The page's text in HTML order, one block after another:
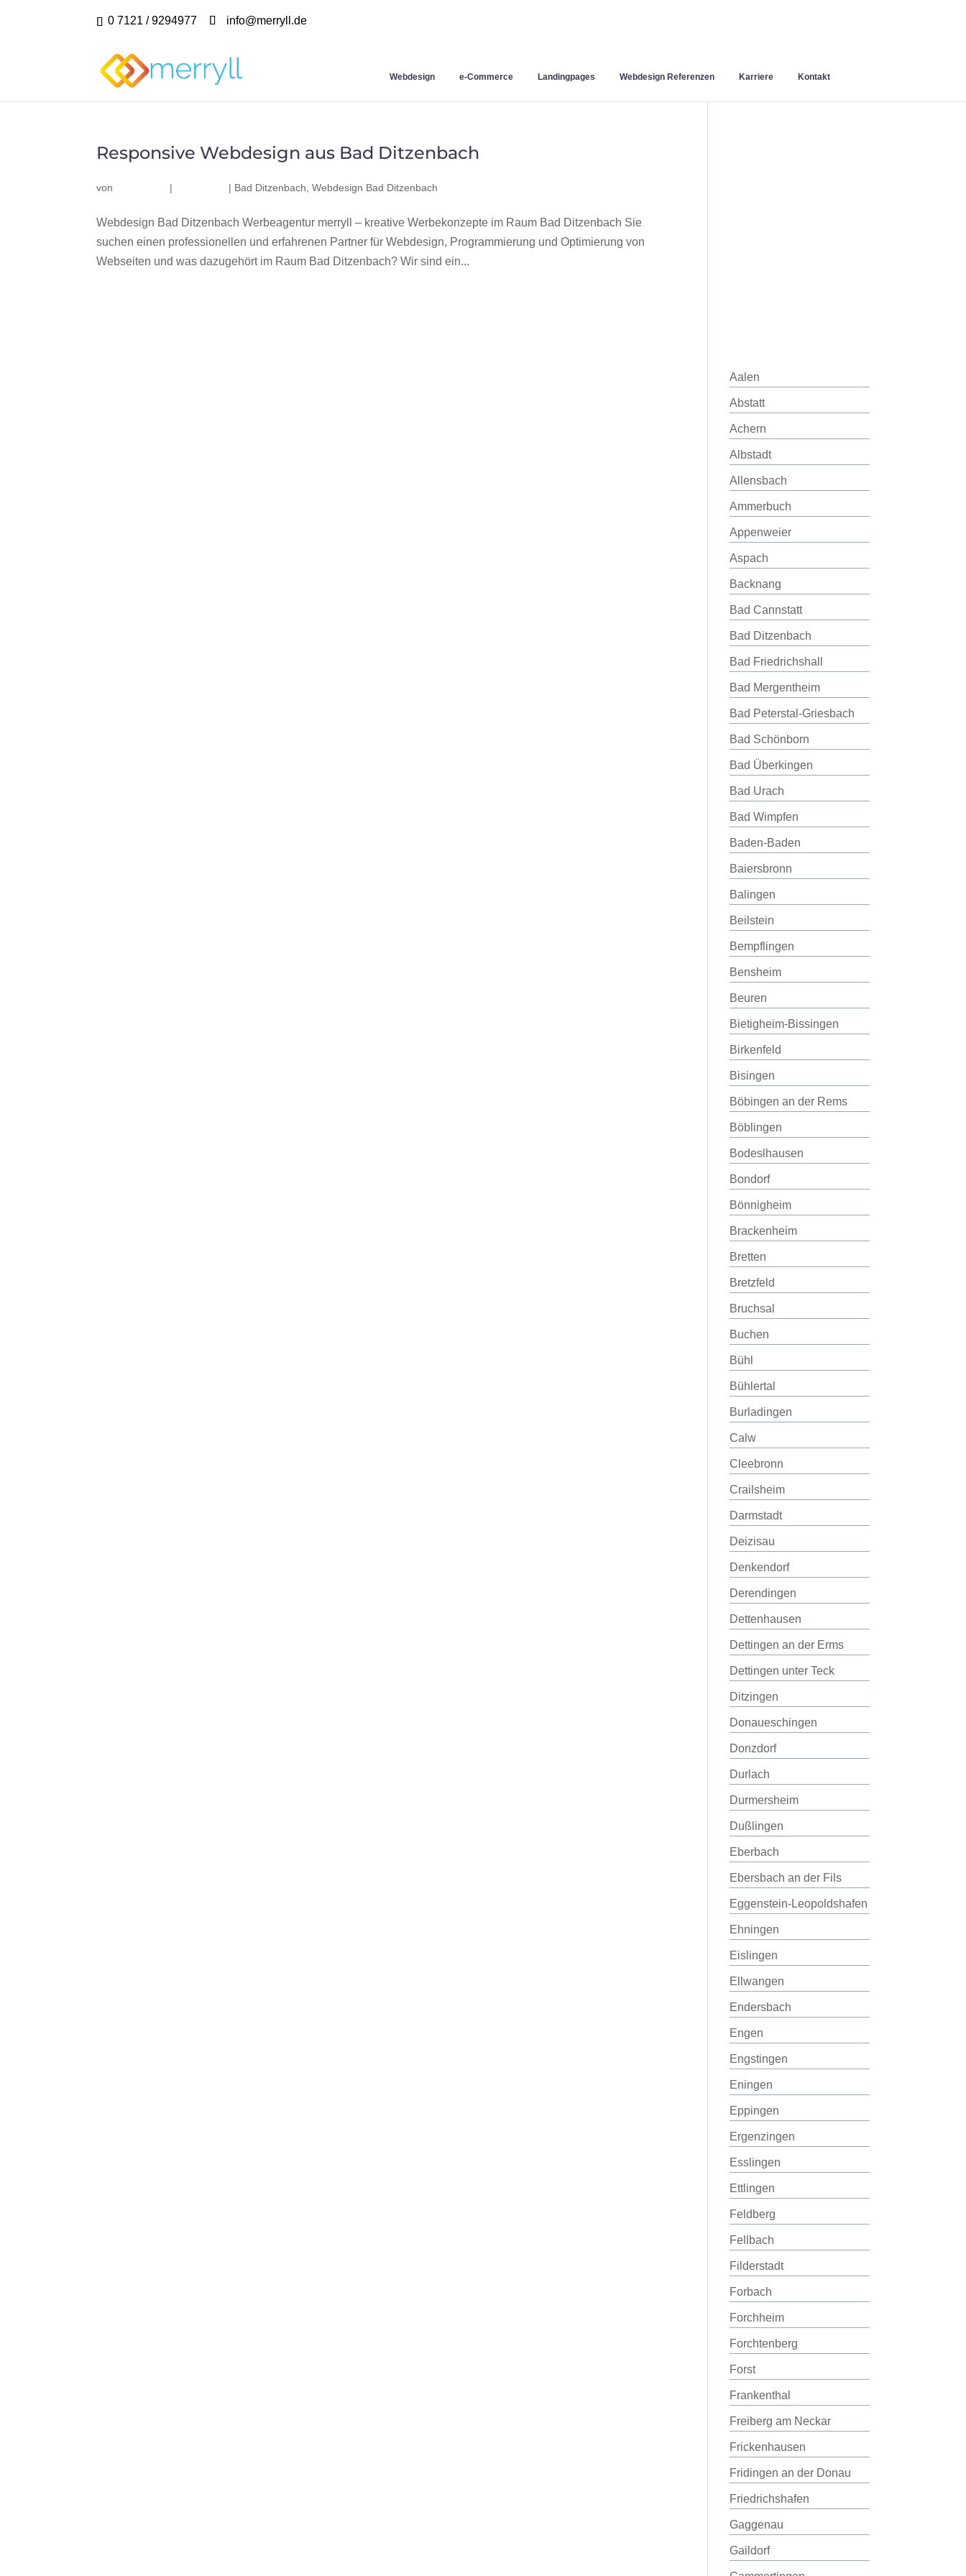
0 7121 / 9294977 info@merryll.de
Webdesign e-Commerce Landingpages Webdesign Referenzen Karriere Kontakt
Responsive Webdesign aus Bad Ditzenbach
von | | Bad Ditzenbach ,Webdesign Bad Ditzenbach
Webdesign Bad Ditzenbach Werbeagentur merryll – kreative Werbekonzepte im Raum Bad Ditzenbach Sie
suchen einen professionellen und erfahrenen Partner für Webdesign, Programmierung und Optimierung von
Webseiten und was dazugehört im Raum Bad Ditzenbach? Wir sind ein...
Aalen
Abstatt
Achern
Albstadt
Allensbach
Ammerbuch
Appenweier
Aspach
Backnang
Bad Cannstatt
Bad Ditzenbach
Bad Friedrichshall
Bad Mergentheim
Bad Peterstal-Griesbach
Bad Schönborn
Bad Überkingen
Bad Urach
Bad Wimpfen
Baden-Baden
Baiersbronn
Balingen
Beilstein
Bempflingen
Bensheim
Beuren
Bietigheim-Bissingen
Birkenfeld
Bisingen
Böbingen an der Rems
Böblingen
Bodeslhausen
Bondorf
Bönnigheim
Brackenheim
Bretten
Bretzfeld
Bruchsal
Buchen
Bühl
Bühlertal
Burladingen
Calw
Cleebronn
Crailsheim
Darmstadt
Deizisau
Denkendorf
Derendingen
Dettenhausen
Dettingen an der Erms
Dettingen unter Teck
Ditzingen
Donaueschingen
Donzdorf
Durlach
Durmersheim
Dußlingen
Eberbach
Ebersbach an der Fils
Eggenstein-Leopoldshafen
Ehningen
Eislingen
Ellwangen
Endersbach
Engen
Engstingen
Eningen
Eppingen
Ergenzingen
Esslingen
Ettlingen
Feldberg
Fellbach
Filderstadt
Forbach
Forchheim
Forchtenberg
Forst
Frankenthal
Freiberg am Neckar
Frickenhausen
Fridingen an der Donau
Friedrichshafen
Gaggenau
Gaildorf